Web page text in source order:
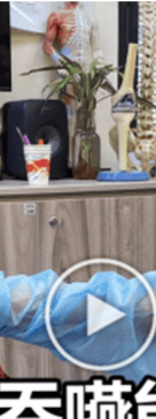
「食得喜」樂齡美食烹飪大賽
2022